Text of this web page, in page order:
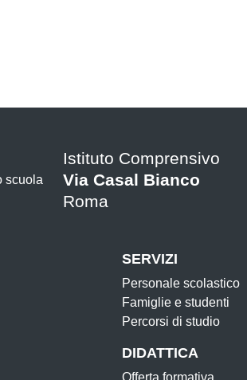
Istituto Comprensivo
Via Casal Bianco
Roma
SERVIZI
Personale scolastico
Famiglie e studenti
Percorsi di studio
DIDATTICA
Offerta formativa